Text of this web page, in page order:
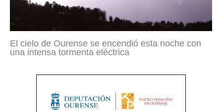
El cielo de Ourense se encendió esta noche con
una intensa tormenta eléctrica